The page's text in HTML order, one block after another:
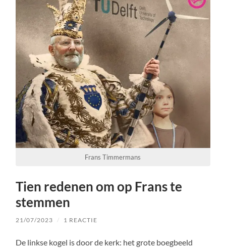
Frans Timmermans
Tien redenen om op Frans te
stemmen
21/07/2023 / 1 REACTIE
De linkse kogel is door de kerk: het grote boegbeeld